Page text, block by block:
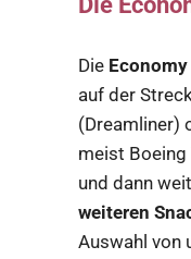
Die Economy
auf der
(Dreamliner)
meist Boeing
und dann
weiteren
Auswahl von